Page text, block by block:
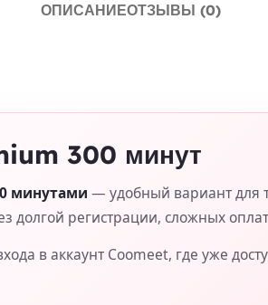
ОПИСАНИЕОТЗЫВЫ (0)
300 минут
минутами — удобный вариант для
долгой регистрации, сложных
в аккаунт Coomeet, где уже